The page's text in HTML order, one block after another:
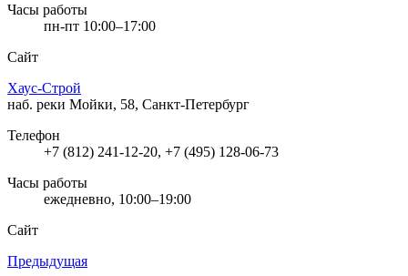
Часы работы
пн-пт 10:00–17:00
Сайт
Хаус-Строй
наб. реки Мойки, 58, Санкт-Петербург
Телефон
+7 (812) 241-12-20, +7 (495) 128-06-73
Часы работы
ежедневно, 10:00–19:00
Сайт
Предыдущая